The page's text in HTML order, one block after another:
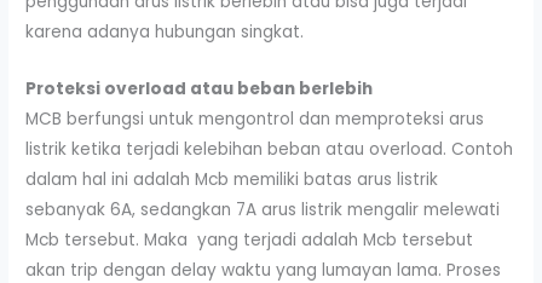
karena adanya hubungan singkat.
Proteksi overload atau beban berlebih
MCB berfungsi untuk mengontrol dan memproteksi arus
listrik ketika terjadi kelebihan beban atau overload. Contoh
dalam hal ini adalah Mcb memiliki batas arus listrik
sebanyak 6A, sedangkan 7A arus listrik mengalir melewati
Mcb tersebut. Maka yang terjadi adalah Mcb tersebut
akan trip dengan delay waktu yang lumayan lama. Proses